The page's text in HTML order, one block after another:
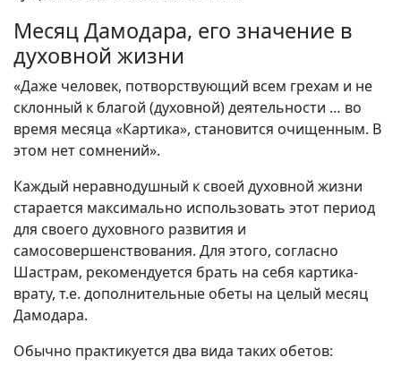
Месяц Дамодара, его значение в
духовной жизни
«Даже человек, потворствующий всем грехам и не
склонный к благой (духовной) деятельности … во
время месяца «Картика», становится очищенным. В
этом нет сомнений».
Каждый неравнодушный к своей духовной жизни
старается максимально использовать этот период
для своего духовного развития и
самосовершенствования. Для этого, согласно
Шастрам, рекомендуется брать на себя картика-
врату, т.е. дополнительные обеты на целый месяц
Дамодара.
Обычно практикуется два вида таких обетов: